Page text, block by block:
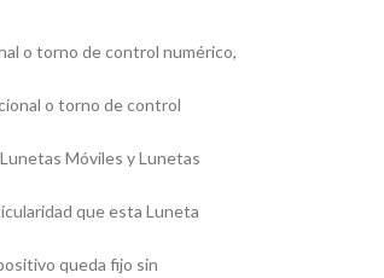
o torno de control numérico,
o torno de control
Móviles y Lunetas
que esta Luneta
queda fijo sin